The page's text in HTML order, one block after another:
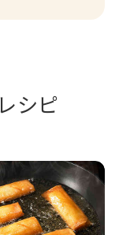
シピ